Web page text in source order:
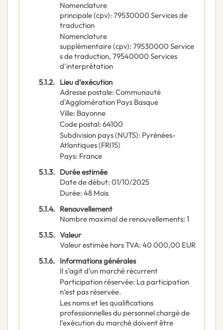
Nomenclature
principale(cpv): 79530000 Services de
traduction
Nomenclature
supplémentaire(cpv): 79530000 Service
s de traduction, 79540000 Services
d'interprétation
5.1.2. Lieu d’exécution
Adresse postale: Communauté
d'Agglomération Pays Basque
Ville: Bayonne
Code postal: 64100
Subdivision pays (NUTS): Pyrénées-
Atlantiques(FRI15)
Pays: France
5.1.3. Durée estimée
Date de début: 01/10/2025
Durée: 48 Mois
5.1.4. Renouvellement
Nombre maximal de renouvellements: 1
5.1.5. Valeur
Valeur estimée hors TVA: 40 000,00 EUR
5.1.6. Informations générales
Il s’agit d’un marché récurrent
Participation réservée: La participation
n’est pas réservée.
Les noms et les qualifications
professionnelles du personnel chargé de
l’exécution du marché doivent être